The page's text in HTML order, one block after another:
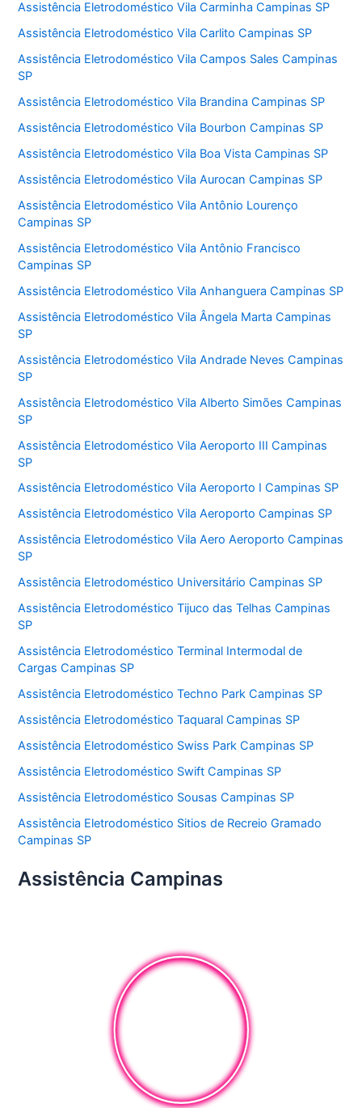
Assistência Eletrodoméstico Vila Carminha Campinas SP
Assistência Eletrodoméstico Vila Carlito Campinas SP
Assistência Eletrodoméstico Vila Campos Sales Campinas
SP
Assistência Eletrodoméstico Vila Brandina Campinas SP
Assistência Eletrodoméstico Vila Bourbon Campinas SP
Assistência Eletrodoméstico Vila Boa Vista Campinas SP
Assistência Eletrodoméstico Vila Aurocan Campinas SP
Assistência Eletrodoméstico Vila Antônio Lourenço
Campinas SP
Assistência Eletrodoméstico Vila Antônio Francisco
Campinas SP
Assistência Eletrodoméstico Vila Anhanguera Campinas SP
Assistência Eletrodoméstico Vila Ângela Marta Campinas
SP
Assistência Eletrodoméstico Vila Andrade Neves Campinas
SP
Assistência Eletrodoméstico Vila Alberto Simões Campinas
SP
Assistência Eletrodoméstico Vila Aeroporto III Campinas
SP
Assistência Eletrodoméstico Vila Aeroporto I Campinas SP
Assistência Eletrodoméstico Vila Aeroporto Campinas SP
Assistência Eletrodoméstico Vila Aero Aeroporto Campinas
SP
Assistência Eletrodoméstico Universitário Campinas SP
Assistência Eletrodoméstico Tijuco das Telhas Campinas
SP
Assistência Eletrodoméstico Terminal Intermodal de
Cargas Campinas SP
Assistência Eletrodoméstico Techno Park Campinas SP
Assistência Eletrodoméstico Taquaral Campinas SP
Assistência Eletrodoméstico Swiss Park Campinas SP
Assistência Eletrodoméstico Swift Campinas SP
Assistência Eletrodoméstico Sousas Campinas SP
Assistência Eletrodoméstico Sitios de Recreio Gramado
Campinas SP
Assistência Campinas